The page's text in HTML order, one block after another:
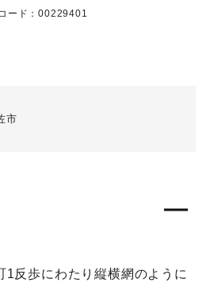
ード：00229401
市
反歩にわたり縦横網のように